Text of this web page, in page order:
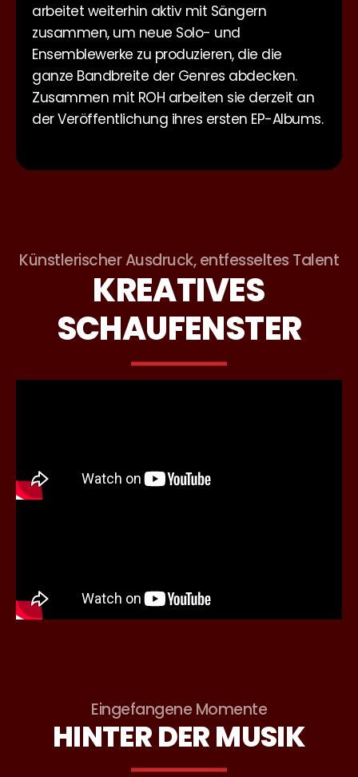
arbeitet weiterhin aktiv mit Sängern
zusammen, um neue Solo- und
Ensemblewerke zu produzieren, die die
ganze Bandbreite der Genres abdecken.
Zusammen mit ROH arbeiten sie derzeit an
der Veröffentlichung ihres ersten EP-Albums.
Künstlerischer Ausdruck, entfesseltes Talent
KREATIVES
SCHAUFENSTER
Eingefangene Momente
HINTER DER MUSIK